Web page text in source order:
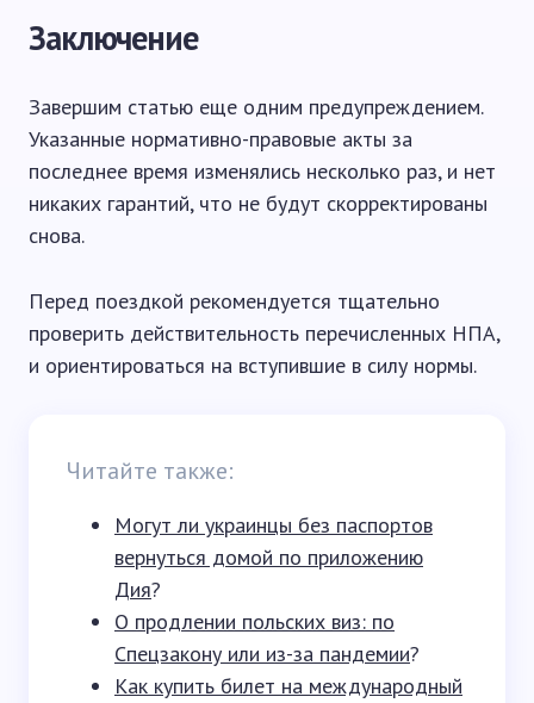
Заключение
Завершим статью еще одним предупреждением.
Указанные нормативно-правовые акты за
последнее время изменялись несколько раз, и нет
никаких гарантий, что не будут скорректированы
снова.
Перед поездкой рекомендуется тщательно
проверить действительность перечисленных НПА,
и ориентироваться на вступившие в силу нормы.
Читайте также:
Могут ли украинцы без паспортов
вернуться домой по приложению
Дия?
О продлении польских виз: по
Спецзакону или из-за пандемии?
Как купить билет на международный